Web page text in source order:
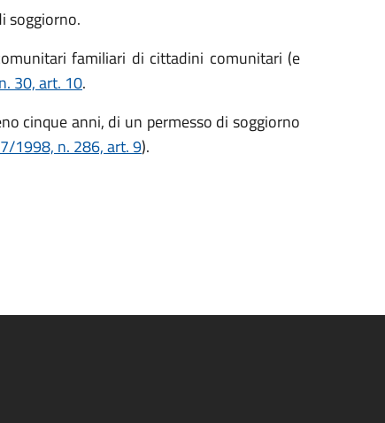
soggiorno.
familiari di cittadini comunitari (e
30, art. 10.
cinque anni, di un permesso di soggiorno
1998, n. 286, art. 9).